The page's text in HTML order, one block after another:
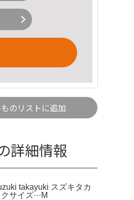
のリストに追加
詳細情報
takayuki スズキタカ
サイズ···M